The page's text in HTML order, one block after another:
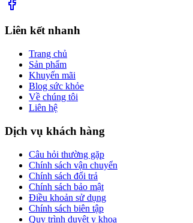
Liên kết nhanh
Trang chủ
Sản phẩm
Khuyến mãi
Blog sức khỏe
Về chúng tôi
Liên hệ
Dịch vụ khách hàng
Câu hỏi thường gặp
Chính sách vận chuyển
Chính sách đổi trả
Chính sách bảo mật
Điều khoản sử dụng
Chính sách biên tập
Quy trình duyệt y khoa